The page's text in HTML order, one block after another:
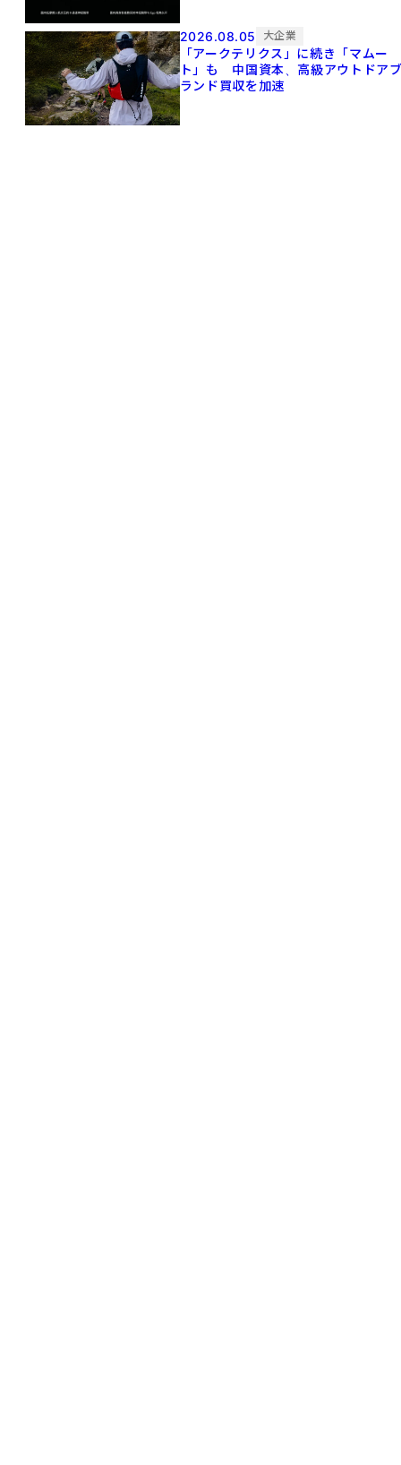
2026.08.05 大企業
「アークテリクス」に続き「マムー
ト」も 中国資本、高級アウトドア
ランド買収を加速